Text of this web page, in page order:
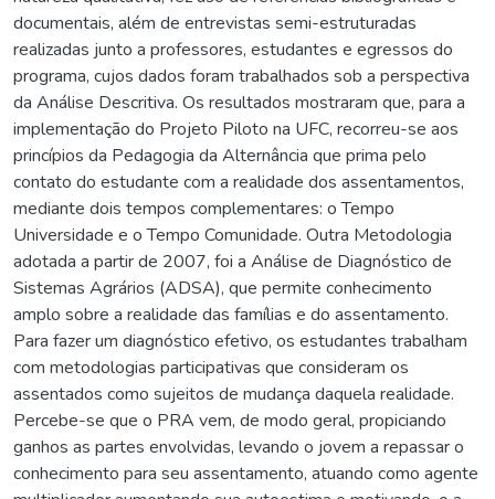
documentais, além de entrevistas semi-estruturadas
realizadas junto a professores, estudantes e egressos do
programa, cujos dados foram trabalhados sob a perspectiva
da Análise Descritiva. Os resultados mostraram que, para a
implementação do Projeto Piloto na UFC, recorreu-se aos
princípios da Pedagogia da Alternância que prima pelo
contato do estudante com a realidade dos assentamentos,
mediante dois tempos complementares: o Tempo
Universidade e o Tempo Comunidade. Outra Metodologia
adotada a partir de 2007, foi a Análise de Diagnóstico de
Sistemas Agrários (ADSA), que permite conhecimento
amplo sobre a realidade das famílias e do assentamento.
Para fazer um diagnóstico efetivo, os estudantes trabalham
com metodologias participativas que consideram os
assentados como sujeitos de mudança daquela realidade.
Percebe-se que o PRA vem, de modo geral, propiciando
ganhos as partes envolvidas, levando o jovem a repassar o
conhecimento para seu assentamento, atuando como agente